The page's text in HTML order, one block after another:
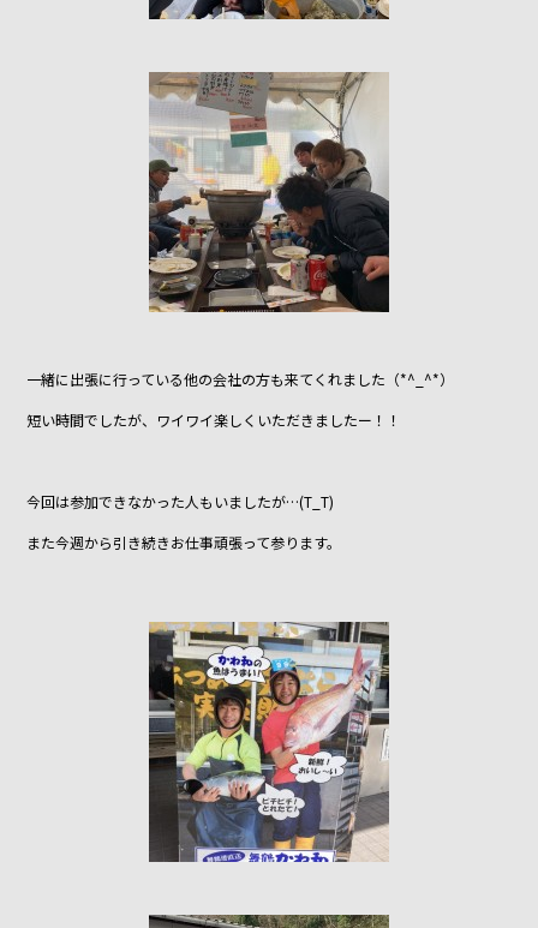
一緒に出張に行っている他の会社の方も来てくれました（*^_^*）
短い時間でしたが、ワイワイ楽しくいただきましたー！！
今回は参加できなかった人もいましたが…(T_T)
また今週から引き続きお仕事頑張って参ります。